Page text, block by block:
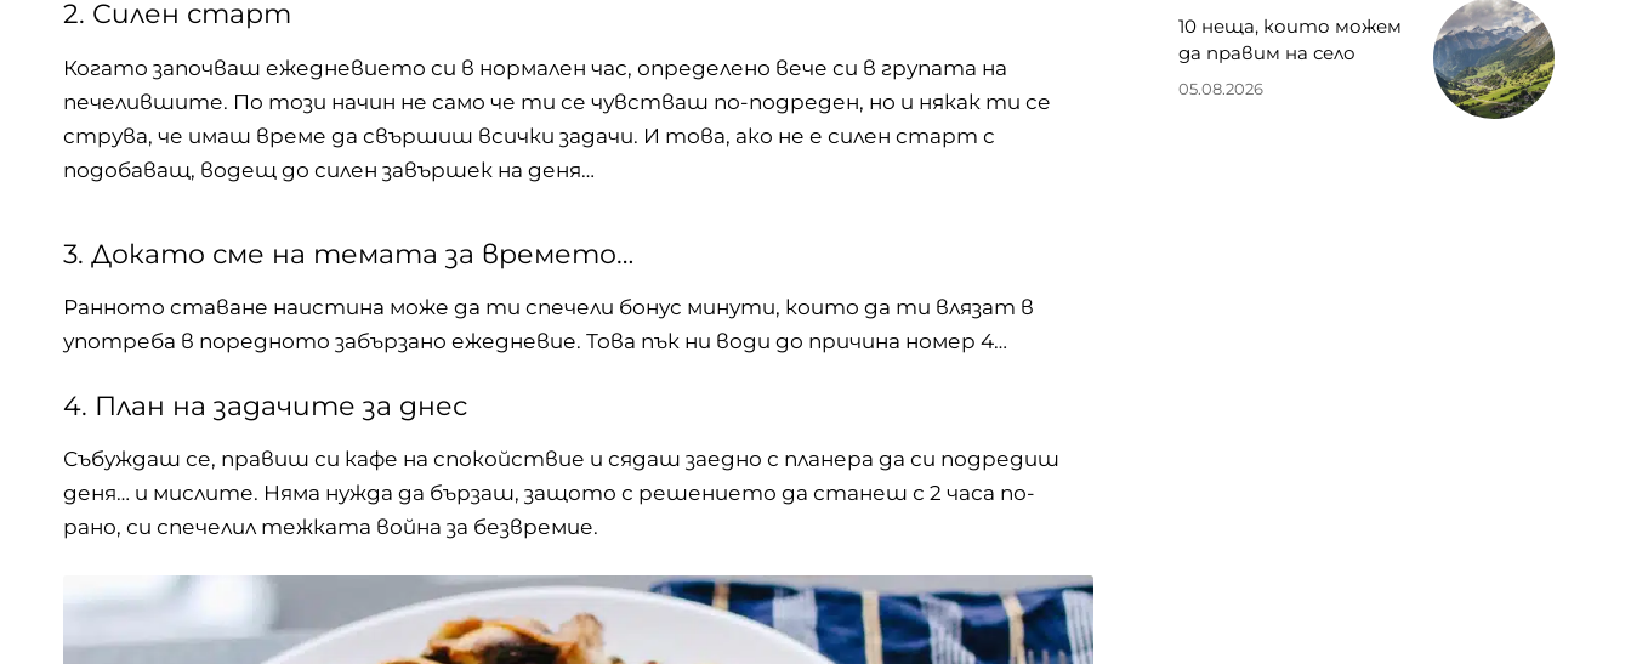
2. Силен старт
Когато започваш ежедневието си в нормален час, определено вече си в групата на
печелившите. По този начин не само че ти се чувстваш по-подреден, но и някак ти се
струва, че имаш време да свършиш всички задачи. И това, ако не е силен старт с
подобаващ, водещ до силен завършек на деня…
3. Докато сме на темата за времето…
Ранното ставане наистина може да ти спечели бонус минути, които да ти влязат в
употреба в поредното забързано ежедневие. Това пък ни води до причина номер 4…
4. План на задачите за днес
Събуждаш се, правиш си кафе на спокойствие и сядаш заедно с планера да си подредиш
деня… и мислите. Няма нужда да бързаш, защото с решението да станеш с 2 часа по-
рано, си спечелил тежката война за безвремие.
10 неща, които можем
да правим на село
05.08.2026